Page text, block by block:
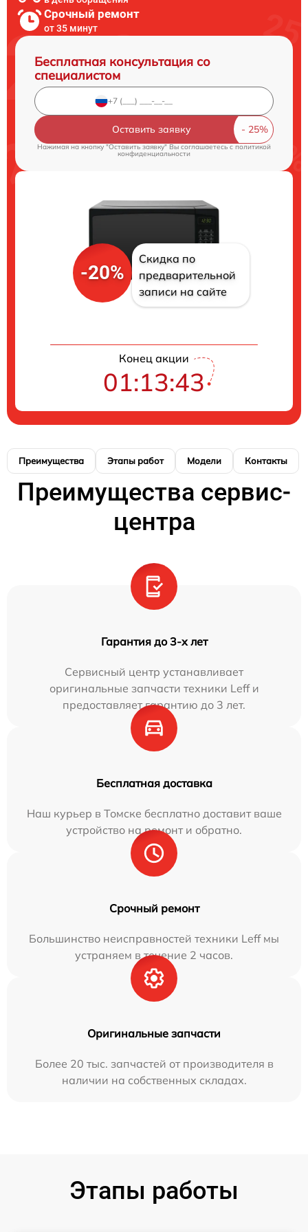
Срочный ремонт
от 35 минут
Бесплатная консультация со
специалистом
Оставить заявку
Нажимая на кнопку "Оставить заявку" Вы соглашаетесь cполитикой
конфиденциальности
-20%
Скидка по
предварительной
записи на сайте
Конец акции
01:13:42
Преимущества Этапы работ Модели Контакты
Преимущества сервис-
центра
Гарантия до 3-х лет
Сервисный центр устанавливает
оригинальные запчасти техники Leff и
предоставляет гарантию до 3 лет.
Бесплатная доставка
Наш курьер в Томске бесплатно доставит ваше
устройство на ремонт и обратно.
Срочный ремонт
Большинство неисправностей техники Leff мы
устраняем в течение 2 часов.
Оригинальные запчасти
Более 20 тыс. запчастей от производителя в
наличии на собственных складах.
Этапы работы